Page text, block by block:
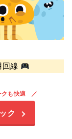
回線
も快適
ク